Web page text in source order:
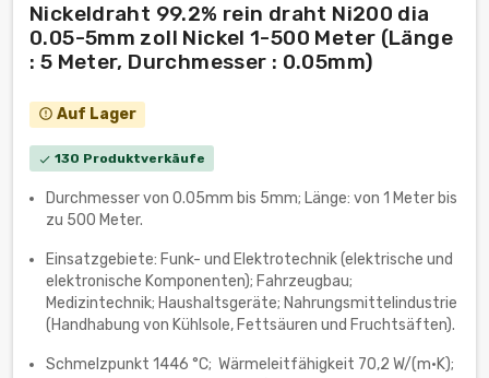
Nickeldraht 99.2% rein draht Ni200 dia
0.05-5mm zoll Nickel 1-500 Meter (Länge
: 5 Meter, Durchmesser : 0.05mm)
error_outline Auf Lager
check 130 Produktverkäufe
Durchmesser von 0.05mm bis 5mm; Länge: von 1 Meter bis
zu 500 Meter.
Einsatzgebiete: Funk- und Elektrotechnik (elektrische und
elektronische Komponenten); Fahrzeugbau;
Medizintechnik; Haushaltsgeräte; Nahrungsmittelindustrie
(Handhabung von Kühlsole, Fettsäuren und Fruchtsäften).
Schmelzpunkt 1446 °C; Wärmeleitfähigkeit 70,2 W/(m·K);